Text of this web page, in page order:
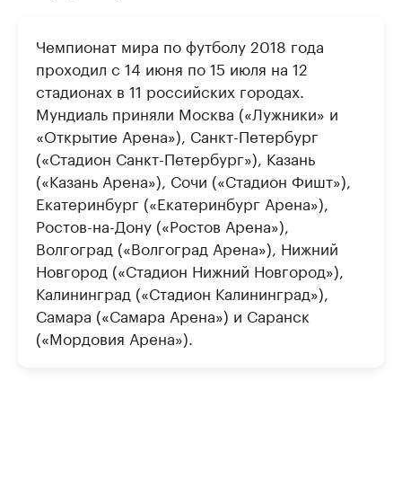
Чемпионат мира по футболу 2018 года
проходил с 14 июня по 15 июля на 12
стадионах в 11 российских городах.
Мундиаль приняли Москва («Лужники» и
«Открытие Арена»), Санкт-Петербург
(«Стадион Санкт-Петербург»), Казань
(«Казань Арена»), Сочи («Стадион Фишт»),
Екатеринбург («Екатеринбург Арена»),
Ростов-на-Дону («Ростов Арена»),
Волгоград («Волгоград Арена»), Нижний
Новгород («Стадион Нижний Новгород»),
Калининград («Стадион Калининград»),
Самара («Самара Арена») и Саранск
(«Мордовия Арена»).